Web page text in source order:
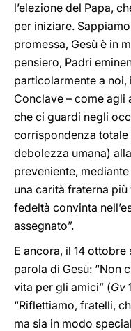
l’elezione del Papa,
per iniziare.
promessa, Gesù è in
pensiero, Padri
particolarmente a noi,
Conclave – come agli
che ci guardi negli
corrispondenza
debolezza umana)
preveniente,
una carità fraterna
fedeltà convinta
assegnato”.
E ancora, il 14
parola di Gesù: “Non
vita per gli amici” (Gv
“Riflettiamo, fratelli,
ma sia in modo